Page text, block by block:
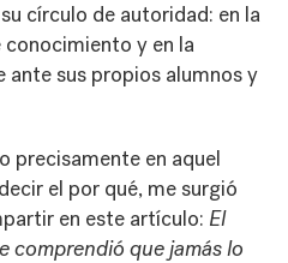
círculo de autoridad: en la
conocimiento y en la
ante sus propios alumnos y
precisamente en aquel
el por qué, me surgió
en este artículo: El
comprendió que jamás lo